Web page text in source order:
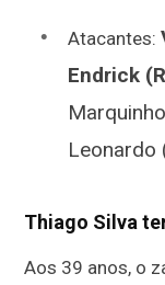
Atacantes:
Endrick
Leonardo
Thiago Silva
Aos 39 anos, o